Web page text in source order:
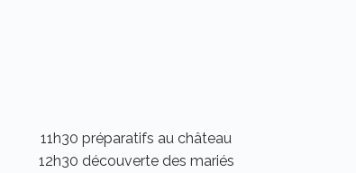
11h30 préparatifs au château
12h30 découverte des mariés